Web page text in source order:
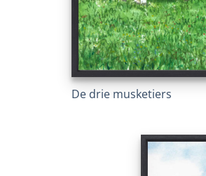
De drie musketiers